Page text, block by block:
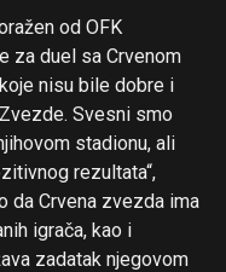
od OFK
za duel sa Crvenom
nisu bile dobre i
Svesni smo
stadionu, ali
rezultata“,
da Crvena zvezda ima
igrača, kao i
zadatak njegovom